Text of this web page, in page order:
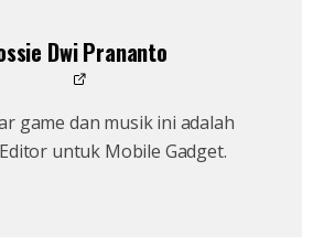
Dwi Prananto
game dan musik ini adalah
untuk Mobile Gadget.